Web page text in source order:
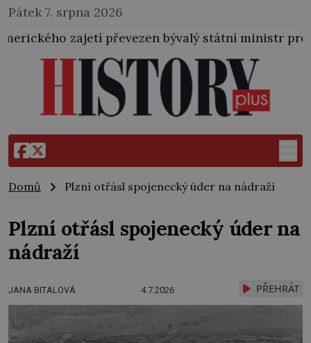
Pátek 7. srpna 2026
bývalý státní ministr pro protektorát K.
Domů Plzní otřásl spojenecký úder na nádraží
Plzní otřásl spojenecký úder na
nádraží
JANA BITALOVÁ 4.7.2026 PŘEHRÁT